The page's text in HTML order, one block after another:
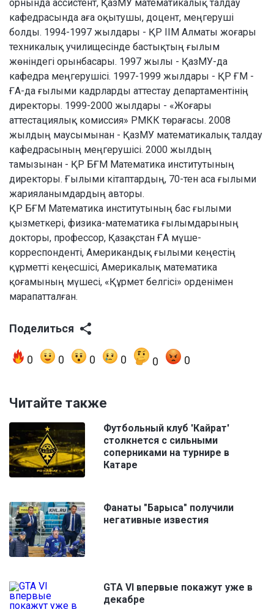
орнында ассистент, ҚазМУ математикалық талдау
кафедрасында аға оқытушы, доцент, меңгеруші
болды. 1994-1997 жылдары - ҚР ІІМ Алматы жоғары
техникалық училищесінде бастықтың ғылым
жөніндегі орынбасары. 1997 жылы - ҚазМУ-да
кафедра меңгерушісі. 1997-1999 жылдары - ҚР ҒМ -
ҒА-да ғылыми кадрларды аттестау департаментінің
директоры. 1999-2000 жылдары - «Жоғары
аттестациялық комиссия» РМКК төрағасы. 2008
жылдың маусымынан - ҚазМУ математикалық талдау
кафедрасының меңгерушісі. 2000 жылдың
тамызынан - ҚР БҒМ Математика институтының
директоры. Ғылыми кітаптардың, 70-тен аса ғылыми
жарияланымдардың авторы.
ҚР БҒМ Математика институтының бас ғылыми
қызметкері, физика-математика ғылымдарының
докторы, профессор, Қазақстан ҒА мүше-
корреспонденті, Американдық ғылыми кеңестің
құрметті кеңесшісі, Америкалық математика
қоғамының мүшесі, «Құрмет белгісі» орденімен
марапатталған.
Поделиться
0 0 0 0 0 0
Читайте также
Футбольный клуб 'Кайрат'
столкнется с сильными
соперниками на турнире в
Катаре
Фанаты "Барыса" получили
негативные известия
GTA VI впервые покажут уже в
декабре